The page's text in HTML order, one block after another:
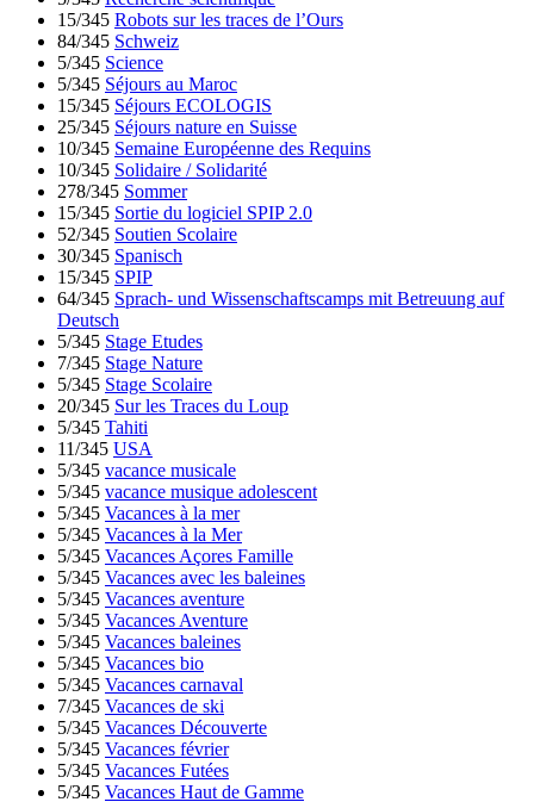
15/345 Robots sur les traces de l’Ours
84/345 Schweiz
5/345 Science
5/345 Séjours au Maroc
15/345 Séjours ECOLOGIS
25/345 Séjours nature en Suisse
10/345 Semaine Européenne des Requins
10/345 Solidaire / Solidarité
278/345 Sommer
15/345 Sortie du logiciel SPIP 2.0
52/345 Soutien Scolaire
30/345 Spanisch
15/345 SPIP
64/345 Sprach- und Wissenschaftscamps mit Betreuung auf
Deutsch
5/345 Stage Etudes
7/345 Stage Nature
5/345 Stage Scolaire
20/345 Sur les Traces du Loup
5/345 Tahiti
11/345 USA
5/345 vacance musicale
5/345 vacance musique adolescent
5/345 Vacances à la mer
5/345 Vacances à la Mer
5/345 Vacances Açores Famille
5/345 Vacances avec les baleines
5/345 Vacances aventure
5/345 Vacances Aventure
5/345 Vacances baleines
5/345 Vacances bio
5/345 Vacances carnaval
7/345 Vacances de ski
5/345 Vacances Découverte
5/345 Vacances février
5/345 Vacances Futées
5/345 Vacances Haut de Gamme